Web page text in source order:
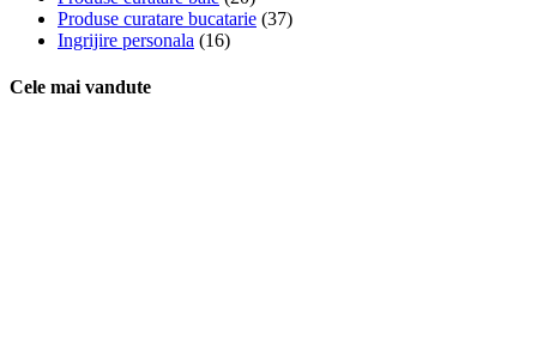
Produse curatare bucatarie (37)
Ingrijire personala (16)
Cele mai vandute